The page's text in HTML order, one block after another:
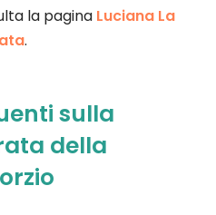
la pagina Luciana La
.
sulla
della